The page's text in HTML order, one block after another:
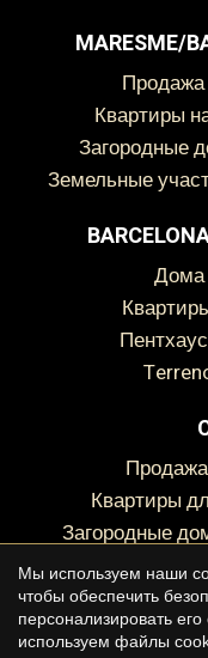
MARESME/
Квартиры
Загородные
Земельные
Квартиры
Загородные
Земельный
Мы используем наши
чтобы обеспечить
персонализировать
используем файлы